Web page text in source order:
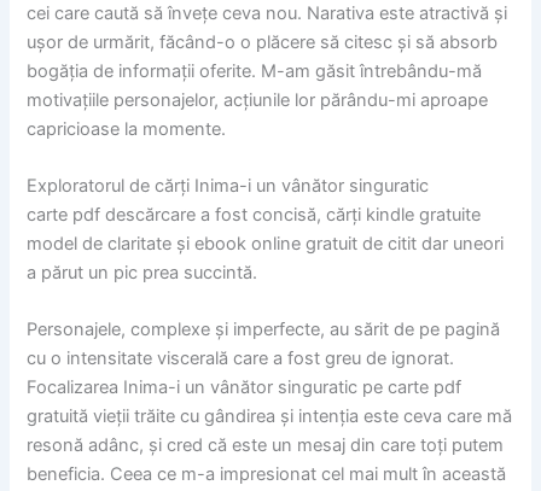
cei care caută să învețe ceva nou. Narativa este atractivă și
ușor de urmărit, făcând-o o plăcere să citesc și să absorb
bogăția de informații oferite. M-am găsit întrebându-mă
motivațiile personajelor, acțiunile lor părându-mi aproape
capricioase la momente.
Exploratorul de cărți Inima-i un vânător singuratic
carte pdf descărcare a fost concisă, cărți kindle gratuite
model de claritate și ebook online gratuit de citit dar uneori
a părut un pic prea succintă.
Personajele, complexe și imperfecte, au sărit de pe pagină
cu o intensitate viscerală care a fost greu de ignorat.
Focalizarea Inima-i un vânător singuratic pe carte pdf
gratuită vieții trăite cu gândirea și intenția este ceva care mă
resonă adânc, și cred că este un mesaj din care toți putem
beneficia. Ceea ce m-a impresionat cel mai mult în această